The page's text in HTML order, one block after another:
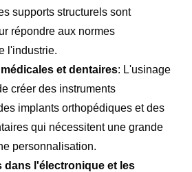
supports structurels sont
répondre aux normes
l'industrie.
et dentaires: L'usinage
créer des instruments
implants orthopédiques et des
qui nécessitent une grande
personnalisation.
dans l'électronique et les